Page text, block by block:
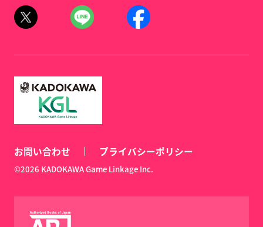
お問い合わせ プライバシーポリシー
©2026 KADOKAWA Game Linkage Inc.